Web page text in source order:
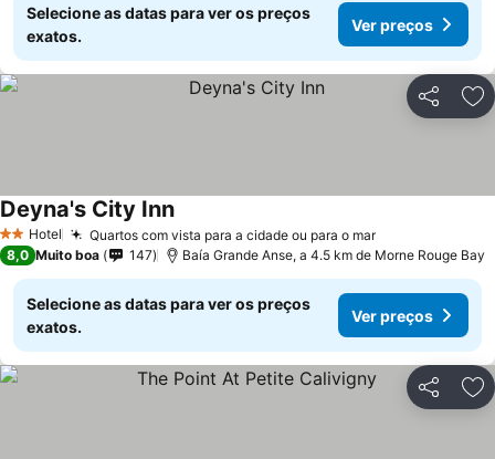
Selecione as datas para ver os preços
exatos.
Ver preços
Partilhar
2 Estrelas
Hotel Quartos com vista para a cidade ou para o mar
Deyna's City Inn
8,0 Muito boa 147 Baía Grande Anse, a 4.5 km de Morne Rouge Bay
Selecione as datas para ver os preços
exatos.
Ver preços
Partilhar